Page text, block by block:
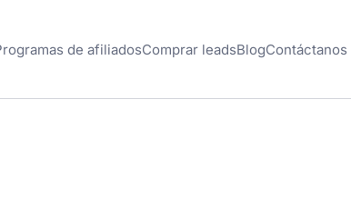
de afiliadosComprar leadsBlogContáctanos